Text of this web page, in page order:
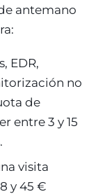
antemano
EDR,
no
de
entre 3 y 15
visita
y 45 €